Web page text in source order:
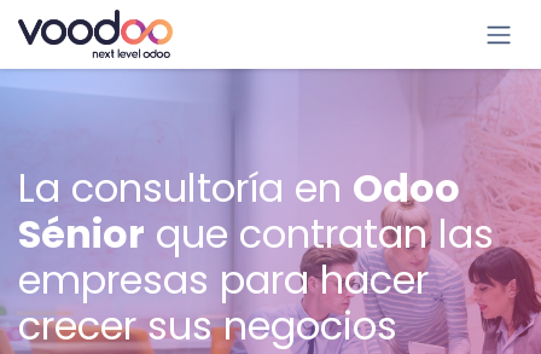
Ir al contenido
La consultoría en Odoo
Sénior que contratan las
empresas para hacer
crecer sus negocios